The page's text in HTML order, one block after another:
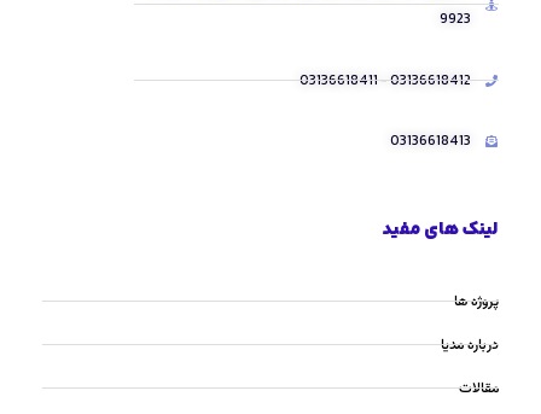
9923
03136618412 - 03136618411
03136618413
لینک های مفید
پروژه ها
درباره مدیا
مقالات